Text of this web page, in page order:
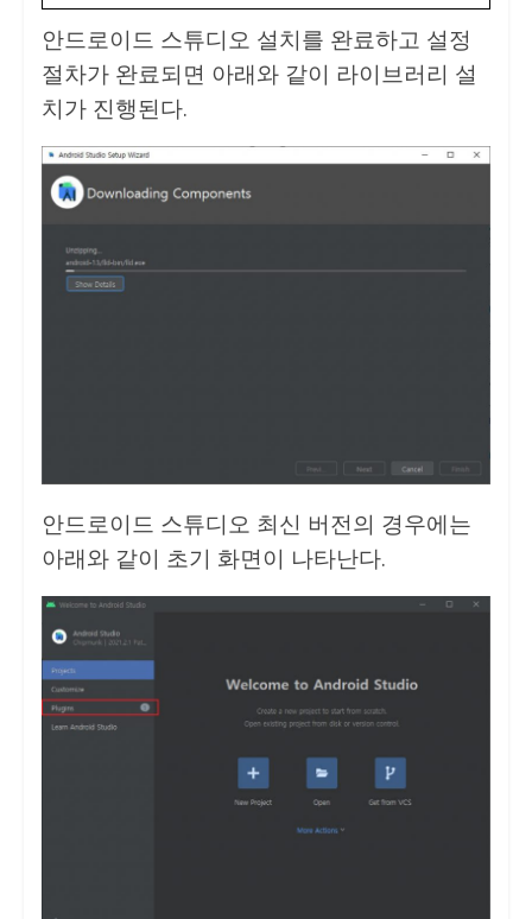
안드로이드 스튜디오 설치를 완료하고 설정
절차가 완료되면 아래와 같이 라이브러리 설
치가 진행된다.
안드로이드 스튜디오 최신 버전의 경우에는
아래와 같이 초기 화면이 나타난다.